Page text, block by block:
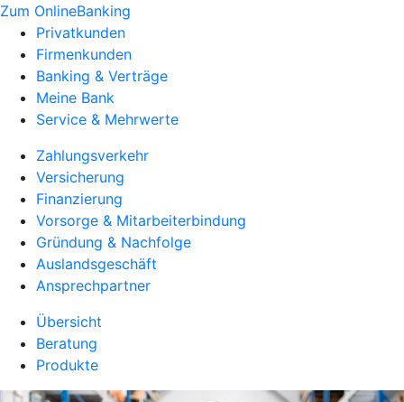
Zum OnlineBanking
Privatkunden
Firmenkunden
Banking & Verträge
Meine Bank
Service & Mehrwerte
Zahlungsverkehr
Versicherung
Finanzierung
Vorsorge & Mitarbeiterbindung
Gründung & Nachfolge
Auslandsgeschäft
Ansprechpartner
Übersicht
Beratung
Produkte